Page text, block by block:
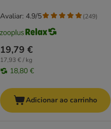
19,79 €
17,93 € / kg
18,80 €
Avaliar: 4.9/5 (249)
Adicionar ao carrinho